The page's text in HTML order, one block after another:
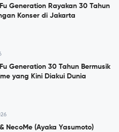
Generation Rayakan 30 Tahun
Konser di Jakarta
Generation 30 Tahun Bermusik
yang Kini Diakui Dunia
NecoMe (Ayaka Yasumoto)